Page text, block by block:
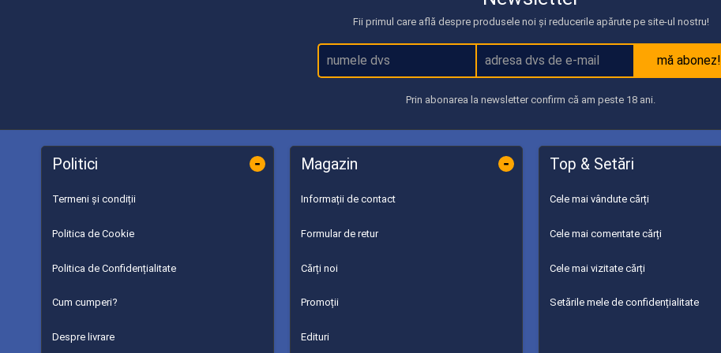
Fii primul care află despre produsele noi și reducerile apărute pe site-ul nostru!
mă abonez!
Prin abonarea la newsletter confirm că am peste 18 ani.
Politici -
Termeni și condiții
Politica de Cookie
Politica de Confidențialitate
Cum cumperi?
Despre livrare
Magazin -
Informații de contact
Formular de retur
Cărți noi
Promoții
Edituri
Top & Setări
Cele mai vândute cărți
Cele mai comentate cărți
Cele mai vizitate cărți
Setările mele de confidențialitate